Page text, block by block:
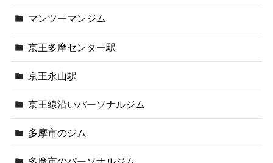
マンツーマンジム
京王多摩センター駅
京王永山駅
京王線沿いパーソナルジム
多摩市のジム